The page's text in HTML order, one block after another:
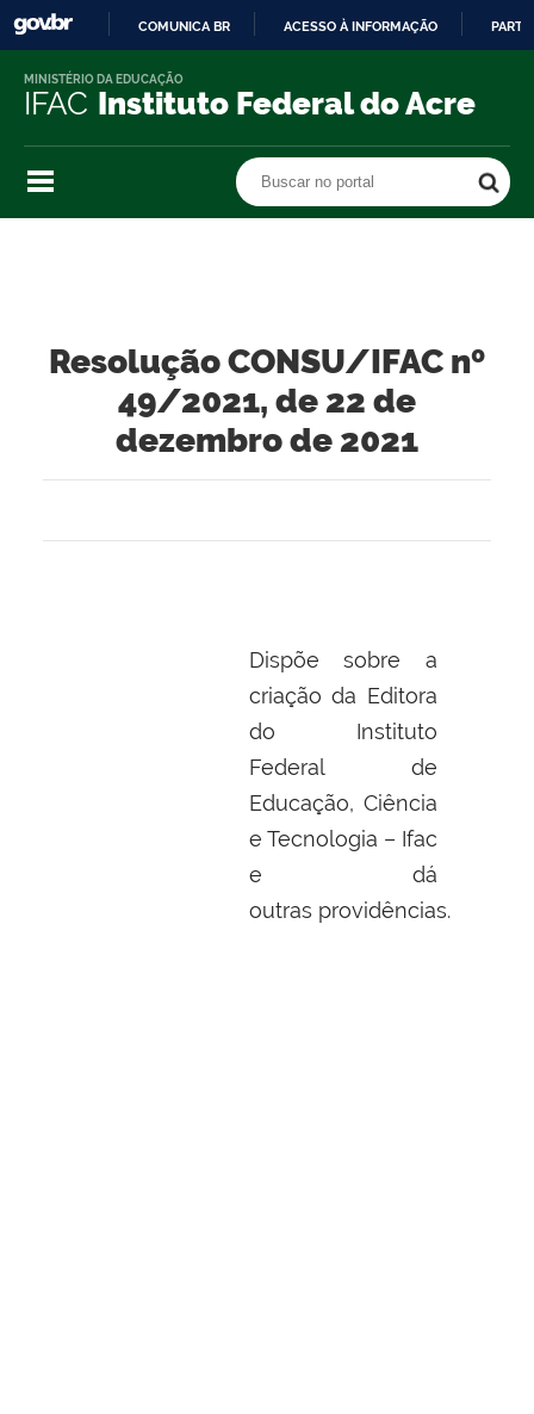
O
COMUNICA BR ACESSO À INFORMAÇÃO
IFAC Instituto Federal do Acre
MINISTÉRIO DA EDUCAÇÃO
Buscar no portal
Resolução CONSU/IFAC nº
49/2021, de 22 de
dezembro de 2021
Dispõe sobre a
criação da Editora
do Instituto
Federal de
Educação, Ciência
e Tecnologia – Ifac
e dá
outras providências.